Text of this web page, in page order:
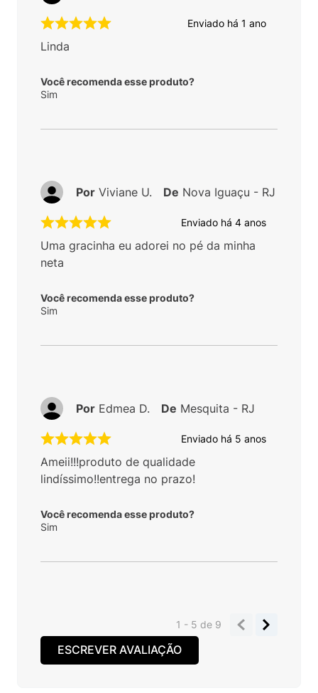
Enviado há 1 ano
Linda
Você recomenda esse produto?
Sim
Enviado há 4 anos
Uma gracinha eu adorei no pé da minha
neta
Você recomenda esse produto?
Sim
Por Viviane U. De Nova Iguaçu - RJ
Enviado há 5 anos
Ameii!!!produto de qualidade
lindíssimo!!entrega no prazo!
Você recomenda esse produto?
Sim
Por Edmea D. De Mesquita - RJ
1 - 5de 9
ESCREVER AVALIAÇÃO